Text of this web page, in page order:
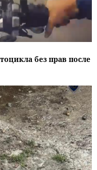
без прав после